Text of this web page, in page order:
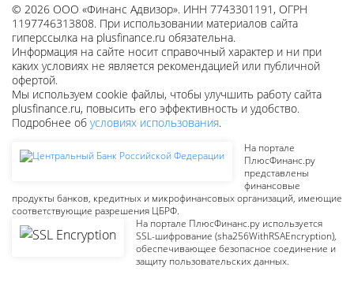
© 2026 ООО «Финанс Адвизор». ИНН 7743301191, ОГРН
1197746313808. При использовании материалов сайта
гиперссылка на plusfinance.ru обязательна.
Информация на сайте носит справочный характер и ни при
каких условиях не является рекомендацией или публичной
офертой.
Мы используем cookie файлы, чтобы улучшить работу сайта
plusfinance.ru, повысить его эффективность и удобство.
Подробнее об условиях использования.
На портале
ПлюсФинанс.ру
представлены
финансовые
продукты банков, кредитных и микрофинансовых организаций, имеющие
соответствующие разрешения ЦБРФ.
На портале ПлюсФинанс.ру используется
SSL-шифрование (sha256WithRSAEncryption),
обеспечивающее безопасное соединение и
защиту пользовательских данных.